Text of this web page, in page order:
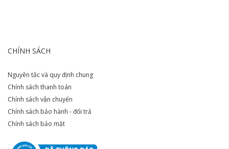
CHÍNH SÁCH
Nguyên tắc và quy định chung
Chính sách thanh toán
Chính sách vận chuyển
Chính sách bảo hành - đổi trả
Chính sách bảo mật